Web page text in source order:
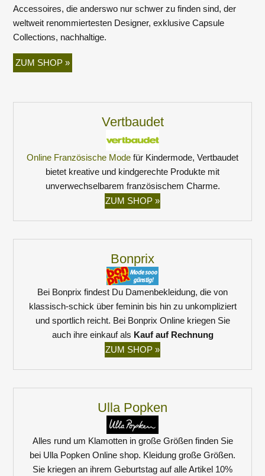
Accessoires, die anderswo nur schwer zu finden sind, der
weltweit renommiertesten Designer, exklusive Capsule
Collections, nachhaltige.
ZUM SHOP »
Vertbaudet
Online Französische Mode für Kindermode, Vertbaudet
bietet kreative und kindgerechte Produkte mit
unverwechselbarem französischem Charme.
ZUM SHOP »
Bonprix
Bei Bonprix findest Du Damenbekleidung, die von
klassisch-schick über feminin bis hin zu unkompliziert
und sportlich reicht. Bei Bonprix Online kriegen Sie
auch ihre einkauf als Kauf auf Rechnung
ZUM SHOP »
Ulla Popken
Alles rund um Klamotten in große Größen finden Sie
bei Ulla Popken Online shop. Kleidung große Größen.
Sie kriegen an ihrem Geburtstag auf alle Artikel 10%